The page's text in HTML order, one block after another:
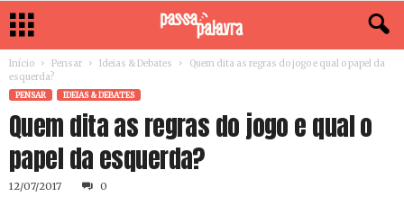
Início Pensar Ideias & Debates
Quem dita as regras do jogo e qual o papel da
esquerda?
PENSAR IDEIAS & DEBATES
Quem dita as regras do jogo e qual o
papel da esquerda?
12/07/2017 0